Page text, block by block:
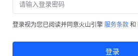
登录视为您已阅读并同意火山引擎 服务条款 和
登录